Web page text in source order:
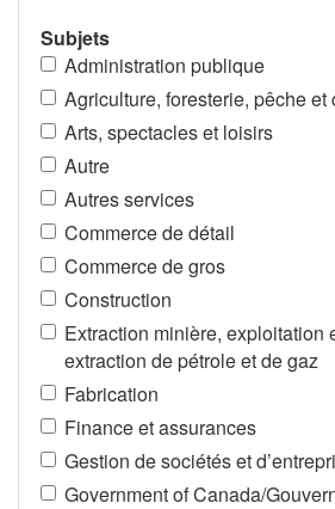
Subjets
Administration publique
Agriculture, foresterie, pêche et
Arts, spectacles et loisirs
Autre
Autres services
Commerce de détail
Commerce de gros
Construction
Extraction minière, exploitation
extraction de pétrole et de gaz
Fabrication
Finance et assurances
Gestion de sociétés et
Government of Canada/